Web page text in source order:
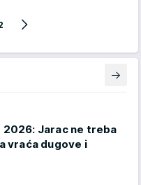
2026: Jarac ne treba
vraća dugove i